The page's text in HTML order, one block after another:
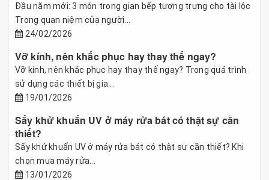
Đầu năm mới: 3 món trong gian bếp tượng trưng cho tài lộc
Trong quan niệm của người...
24/02/2026
Vỡ kính, nên khắc phục hay thay thế ngay?
Vỡ kính, nên khắc phục hay thay thế ngay? Trong quá trình
sử dụng các thiết bị gia...
19/01/2026
Sấy khử khuẩn UV ở máy rửa bát có thật sự cần
thiết?
Sấy khử khuẩn UV ở máy rửa bát có thật sự cần thiết? Khi
chọn mua máy rửa...
13/01/2026